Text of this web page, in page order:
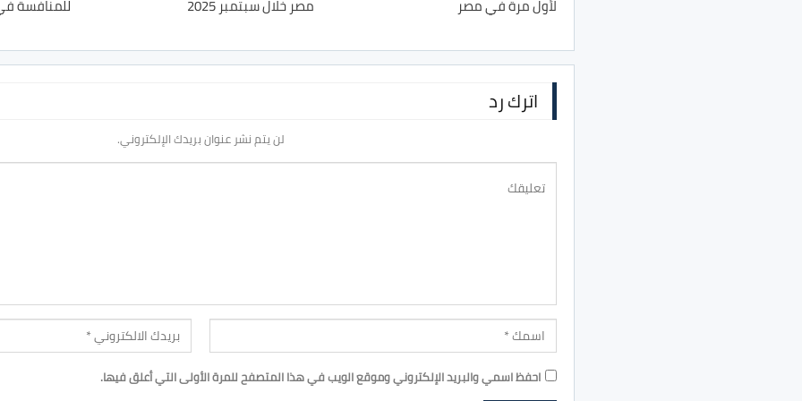
لأول مرة في مصر مصر خلال سبتمبر 2025 للمنافسة
اترك رد
لن يتم نشر عنوان بريدك الإلكتروني.
احفظ اسمي والبريد الإلكتروني وموقع الويب في هذا المتصفح للمرة الأولى التي أعلق فيها.